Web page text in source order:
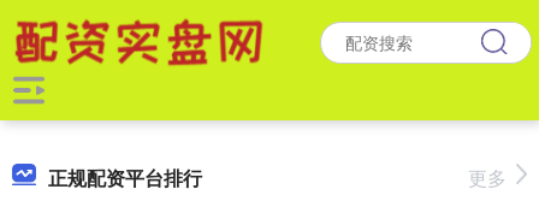
正规配资平台排行 更多